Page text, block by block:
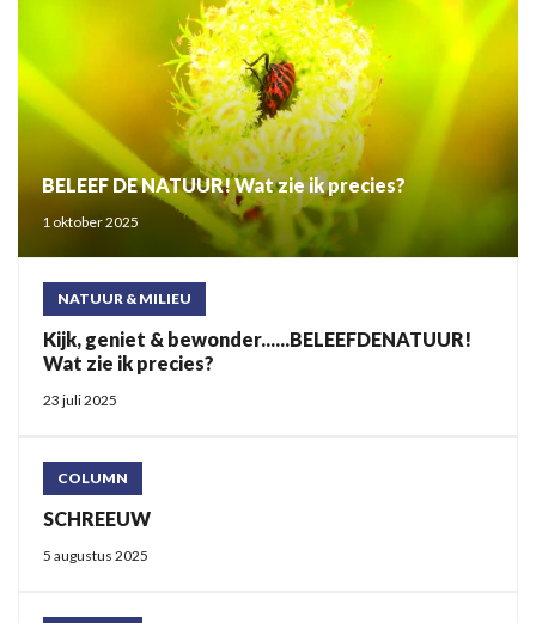
BELEEF DE NATUUR! Wat zie ik precies?
1 oktober 2025
NATUUR & MILIEU
Kijk, geniet & bewonder......BELEEFDENATUUR!
Wat zie ik precies?
23 juli 2025
COLUMN
SCHREEUW
5 augustus 2025